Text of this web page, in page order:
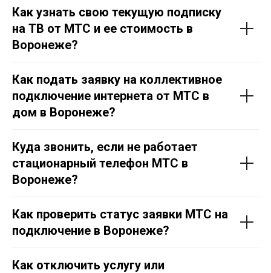
Как узнать свою текущую подписку
на ТВ от МТС и ее стоимость в
Воронеже?
Как подать заявку на коллективное
подключение интернета от МТС в
дом в Воронеже?
Куда звонить, если не работает
стационарный телефон МТС в
Воронеже?
Как проверить статус заявки МТС на
подключение в Воронеже?
Как отключить услугу или